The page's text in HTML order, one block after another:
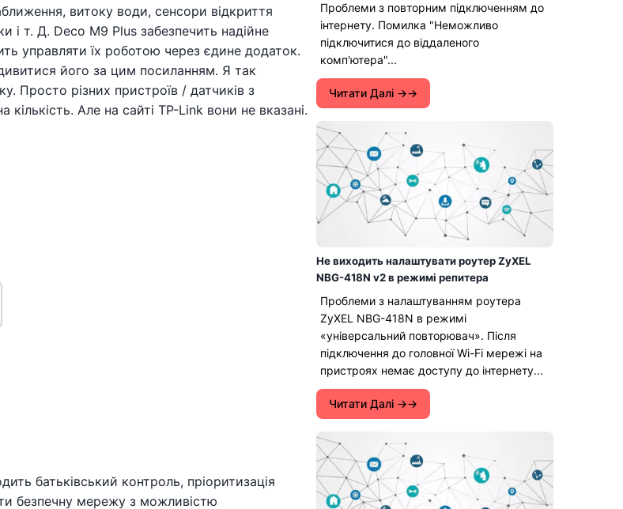
витоку води, сенсори відкриття
і т. Д. Deco M9 Plus забезпечить надійне
управляти їх роботою через єдине додаток.
його за цим посиланням. Я так
Просто різних пристроїв / датчиків з
Але на сайті TP-Link вони не вказані.
батьківський контроль, пріоритизація
безпечну мережу з можливістю
Проблеми з повторним підключенням до
інтернету. Помилка "Неможливо
підключитися до віддаленого
комп'ютера"...
Читати Далі →
Не виходить налаштувати роутер ZyXEL
NBG-418N v2 в режимі репитера
Проблеми з налаштуванням роутера
ZyXEL NBG-418N в режимі
«універсальний повторювач». Після
підключення до головної Wi-Fi мережі на
пристроях немає доступу до інтернету...
Читати Далі →